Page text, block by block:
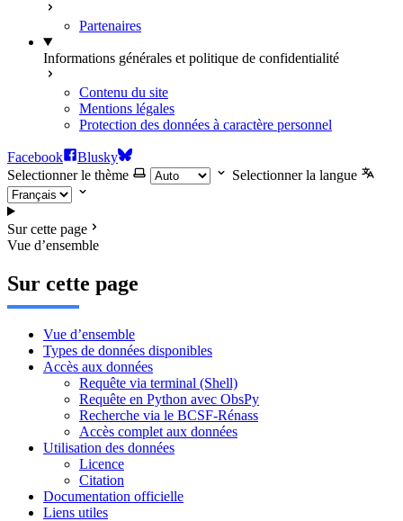
Partenaires
Informations générales et politique de confidentialité
Contenu du site
Mentions légales
Protection des données à caractère personnel
Facebook
Blusky
Selectionner le thème
Selectionner la langue
Sur cette page
Vue d’ensemble
Sur cette page
Vue d’ensemble
Types de données disponibles
Accès aux données
Requête via terminal (Shell)
Requête en Python avec ObsPy
Recherche via le BCSF-Rénass
Accès complet aux données
Utilisation des données
Licence
Citation
Documentation officielle
Liens utiles